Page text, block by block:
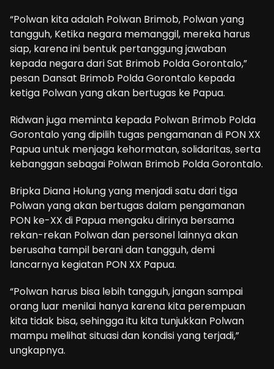
“Polwan kita adalah Polwan Brimob, Polwan yang
tangguh, Ketika negara memanggil, mereka harus
siap, karena ini bentuk pertanggung jawaban
kepada negara dari Sat Brimob Polda Gorontalo,”
pesan Dansat Brimob Polda Gorontalo kepada
ketiga Polwan yang akan bertugas ke Papua.
Ridwan juga meminta kepada Polwan Brimob Polda
Gorontalo yang dipilih tugas pengamanan di PON XX
Papua untuk menjaga kehormatan, solidaritas, serta
kebanggan sebagai Polwan Brimob Polda Gorontalo.
Bripka Diana Holung yang menjadi satu dari tiga
Polwan yang akan bertugas dalam pengamanan
PON ke-XX di Papua mengaku dirinya bersama
rekan-rekan Polwan dan personel lainnya akan
berusaha tampil berani dan tangguh, demi
lancarnya kegiatan PON XX Papua.
“Polwan harus bisa lebih tangguh, jangan sampai
orang luar menilai hanya karena kita perempuan
kita tidak bisa, sehingga itu kita tunjukkan Polwan
mampu melihat situasi dan kondisi yang terjadi,”
ungkapnya.